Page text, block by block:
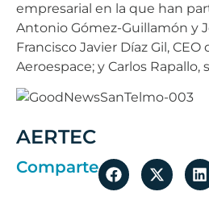
empresarial en la que han
Antonio Gómez-Guillamón y
Francisco Javier Díaz Gil, CEO
Aeroespace; y Carlos Rapallo,
AERTEC
Comparte